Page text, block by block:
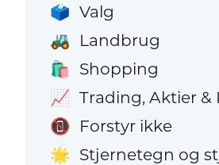
🗳️ Valg
🚜 Landbrug
🛍️ Shopping
📈 Trading, Aktier &
📵 Forstyr ikke
🌟 Stjernetegn og